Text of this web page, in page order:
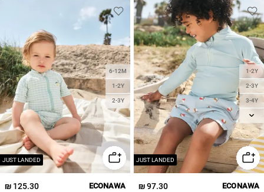
JUST LANDED
1-2Y
2-3Y
3-4Y
4-5Y
97.30 ₪ ECONAWA
JUST LANDED
6-12M
1-2Y
2-3Y
125.30 ₪ ECONAWA